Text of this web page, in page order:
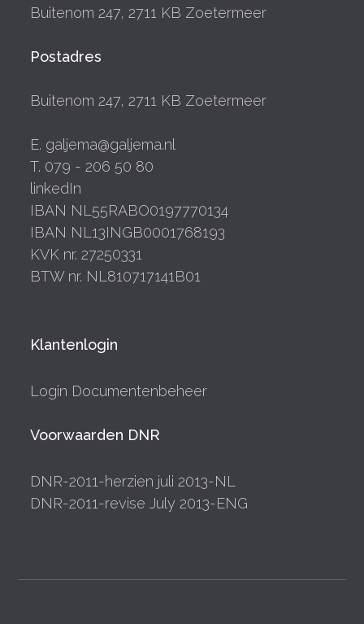
Buitenom 247, 2711 KB Zoetermeer
Postadres
Buitenom 247, 2711 KB Zoetermeer
E. galjema@galjema.nl
T. 079 - 206 50 80
linkedIn
IBAN NL55RABO0197770134
IBAN NL13INGB0001768193
KVK nr. 27250331
BTW nr. NL810717141B01
Klantenlogin
Login Documentenbeheer
Voorwaarden DNR
DNR-2011-herzien juli 2013-NL
DNR-2011-revise July 2013-ENG